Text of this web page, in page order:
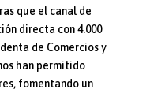
que el canal de
directa con 4.000
de Comercios y
han permitido
fomentando un